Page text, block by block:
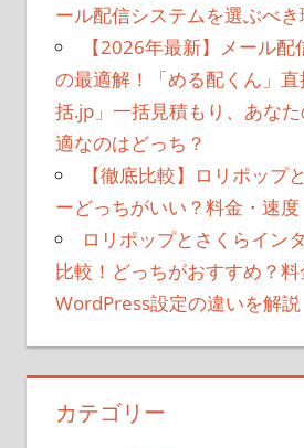
ール配信システムを選ぶべ
【2026年最新】メール配
の最適解！「める配くん」
括.jp」一括見積もり、あな
適なのはどっち？
【徹底比較】ロリポップ
ーどっちがいい？料金・速
ロリポップとさくらイン
比較！どっちがおすすめ？料
WordPress設定の違いを解説
カテゴリー